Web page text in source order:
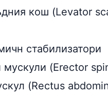
кош (Levator
стабилизатори
(Erector
(Rectus